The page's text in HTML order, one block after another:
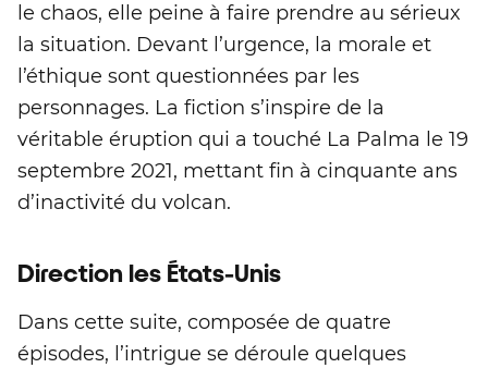
le chaos, elle peine à faire prendre au sérieux
la situation. Devant l’urgence, la morale et
l’éthique sont questionnées par les
personnages. La fiction s’inspire de la
véritable éruption qui a touché La Palma le 19
septembre 2021, mettant fin à cinquante ans
d’inactivité du volcan.
Direction les États-Unis
Dans cette suite, composée de quatre
épisodes, l’intrigue se déroule quelques